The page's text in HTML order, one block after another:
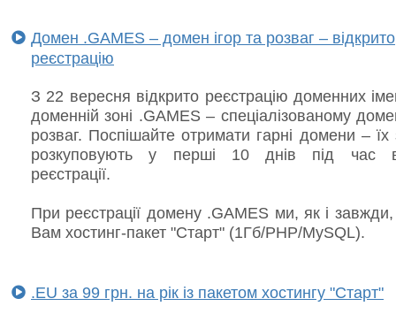
Домен .GAMES – домен ігор та розваг – відкрито
реєстрацію
З 22 вересня відкрито реєстрацію доменних
доменній зоні .GAMES – спеціалізованому
розваг. Поспішайте отримати гарні домени – їх
розкуповують у перші 10 днів під час
реєстрації.
При реєстрації домену .GAMES ми, як і
Вам хостинг-пакет "Старт" (1Гб/PHP/MySQL).
.EU за 99 грн. на рік із пакетом хостингу "Старт"